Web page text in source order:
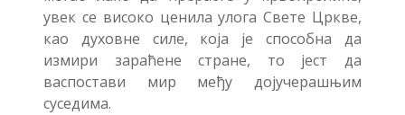
увек се високо ценила улога Свете Цркве,
као духовне силе, која је способна да
измири зараћене стране, то јест да
васпостави мир међу дојучерашњим
суседима.